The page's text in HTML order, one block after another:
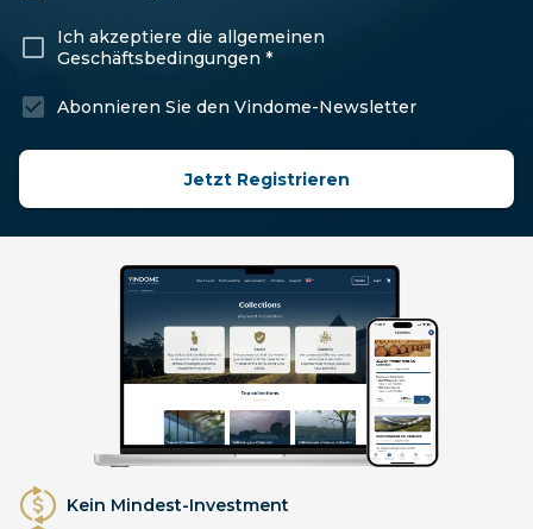
Ich akzeptiere die allgemeinen
Geschäftsbedingungen *
Abonnieren Sie den Vindome-Newsletter
Jetzt Registrieren
Kein Mindest-Investment